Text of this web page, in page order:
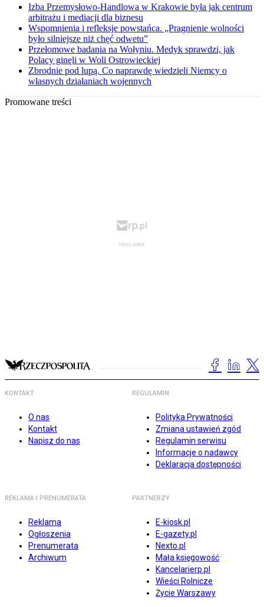
Izba Przemysłowo-Handlowa w Krakowie była jak centrum
arbitrażu i mediacji dla biznesu
Wspomnienia i refleksje powstańca. „Pragnienie wolności
było silniejsze niż chęć odwetu”
Przełomowe badania na Wołyniu. Medyk sprawdzi, jak
Polacy ginęli w Woli Ostrowieckiej
Zbrodnie pod lupą. Co naprawdę wiedzieli Niemcy o
własnych działaniach wojennych
Promowane treści
KONTAKT
O nas
Kontakt
Napisz do nas
REGULAMIN
Polityka Prywatności
Zmiana ustawień zgód
Regulamin serwisu
Informacje o nadawcy
Deklaracja dostępności
REKLAMA I PRENUMERATA
Reklama
Ogłoszenia
Prenumerata
Archiwum
PARTNERZY
E-kiosk.pl
E-gazety.pl
Nexto.pl
Mała księgowość
Kancelarierp.pl
Wieści Rolnicze
Życie Warszawy